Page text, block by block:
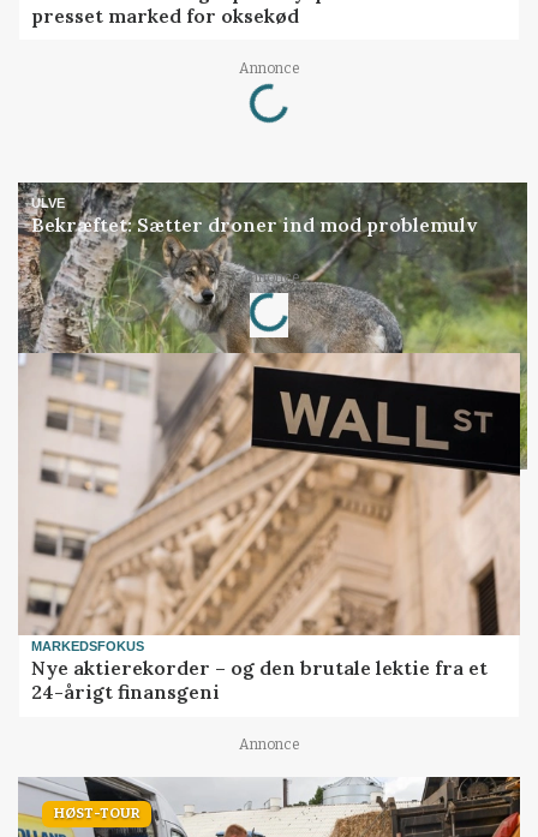
presset marked for oksekød
Annonce
Loading...
ULVE
Bekræftet: Sætter droner ind mod problemulv
Annonce
Loading...
MARKEDSFOKUS
Nye aktierekorder – og den brutale lektie fra et
24-årigt finansgeni
Annonce
HØST-TOUR